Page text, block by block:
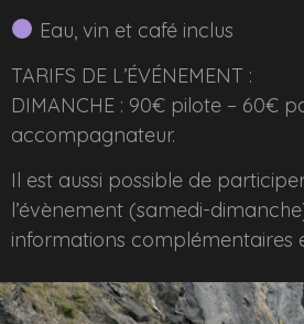
Eau, vin et café inclus
TARIFS DE L’ÉVÉNEMENT :
DIMANCHE : 90€ pilote – 60€
accompagnateur.
Il est aussi possible de
l’évènement (samedi-
informations complémentaires